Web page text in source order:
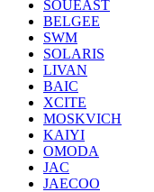
SOUEAST
BELGEE
SWM
SOLARIS
LIVAN
BAIC
XCITE
MOSKVICH
KAIYI
OMODA
JAC
JAECOO